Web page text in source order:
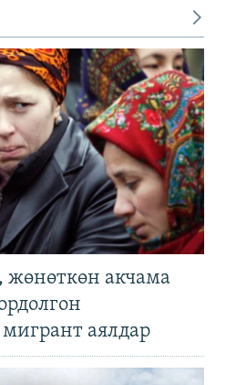
жөнөткөн акчама
аялдар